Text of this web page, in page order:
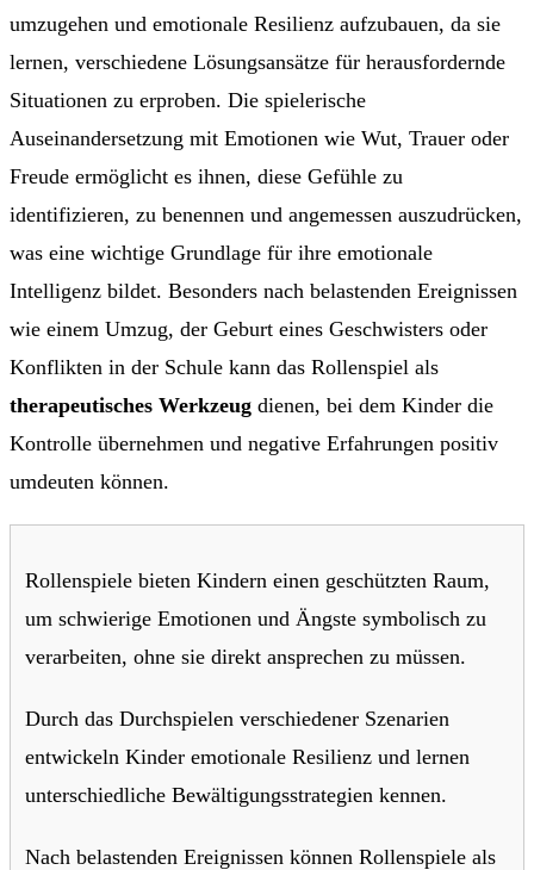
umzugehen und emotionale Resilienz aufzubauen, da sie
lernen, verschiedene Lösungsansätze für herausfordernde
Situationen zu erproben. Die spielerische
Auseinandersetzung mit Emotionen wie Wut, Trauer oder
Freude ermöglicht es ihnen, diese Gefühle zu
identifizieren, zu benennen und angemessen auszudrücken,
was eine wichtige Grundlage für ihre emotionale
Intelligenz bildet. Besonders nach belastenden Ereignissen
wie einem Umzug, der Geburt eines Geschwisters oder
Konflikten in der Schule kann das Rollenspiel als
therapeutisches Werkzeug dienen, bei dem Kinder die
Kontrolle übernehmen und negative Erfahrungen positiv
umdeuten können.
Rollenspiele bieten Kindern einen geschützten Raum,
um schwierige Emotionen und Ängste symbolisch zu
verarbeiten, ohne sie direkt ansprechen zu müssen.
Durch das Durchspielen verschiedener Szenarien
entwickeln Kinder emotionale Resilienz und lernen
unterschiedliche Bewältigungsstrategien kennen.
Nach belastenden Ereignissen können Rollenspiele als